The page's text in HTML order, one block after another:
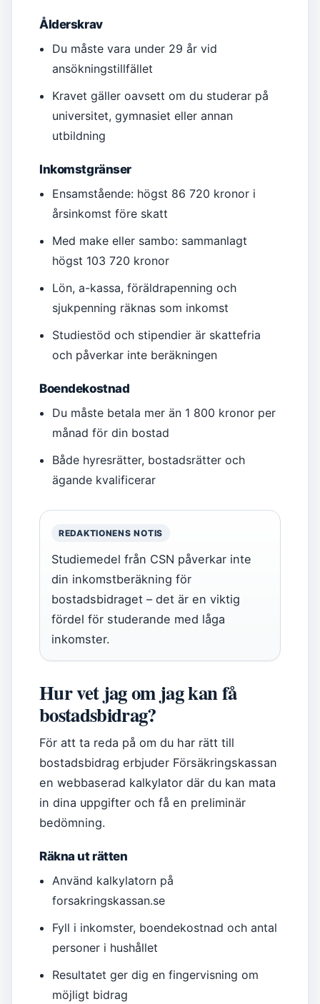
Ålderskrav
Du måste vara under 29 år vid
ansökningstillfället
Kravet gäller oavsett om du studerar på
universitet, gymnasiet eller annan
utbildning
Inkomstgränser
Ensamstående: högst 86 720 kronor i
årsinkomst före skatt
Med make eller sambo: sammanlagt
högst 103 720 kronor
Lön, a-kassa, föräldrapenning och
sjukpenning räknas som inkomst
Studiestöd och stipendier är skattefria
och påverkar inte beräkningen
Boendekostnad
Du måste betala mer än 1 800 kronor per
månad för din bostad
Både hyresrätter, bostadsrätter och
ägande kvalificerar
REDAKTIONENS NOTIS
Studiemedel från CSN påverkar inte
din inkomstberäkning för
bostadsbidraget – det är en viktig
fördel för studerande med låga
inkomster.
Hur vet jag om jag kan få
bostadsbidrag?
För att ta reda på om du har rätt till
bostadsbidrag erbjuder Försäkringskassan
en webbaserad kalkylator där du kan mata
in dina uppgifter och få en preliminär
bedömning.
Räkna ut rätten
Använd kalkylatorn på
forsakringskassan.se
Fyll i inkomster, boendekostnad och antal
personer i hushållet
Resultatet ger dig en fingervisning om
möjligt bidrag